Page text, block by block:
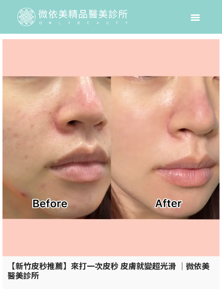
【新竹皮秒推薦】來打一次皮秒 皮膚就變超光滑 ｜微依美
醫美診所